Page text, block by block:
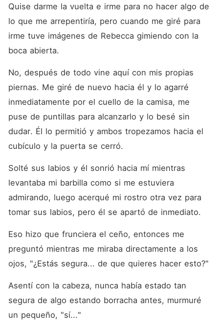
Quise darme la vuelta e irme para no hacer algo de
lo que me arrepentiría, pero cuando me giré para
irme tuve imágenes de Rebecca gimiendo con la
boca abierta.
No, después de todo vine aquí con mis propias
piernas. Me giré de nuevo hacia él y lo agarré
inmediatamente por el cuello de la camisa, me
puse de puntillas para alcanzarlo y lo besé sin
dudar. Él lo permitió y ambos tropezamos hacia el
cubículo y la puerta se cerró.
Solté sus labios y él sonrió hacia mí mientras
levantaba mi barbilla como si me estuviera
admirando, luego acerqué mi rostro otra vez para
tomar sus labios, pero él se apartó de inmediato.
Eso hizo que frunciera el ceño, entonces me
preguntó mientras me miraba directamente a los
ojos, "¿Estás segura... de que quieres hacer esto?"
Asentí con la cabeza, nunca había estado tan
segura de algo estando borracha antes, murmuré
un pequeño, "sí..."